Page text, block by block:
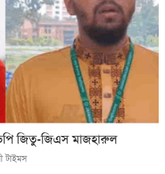
জিতু-জিএস মাজহারুল
টাইমস